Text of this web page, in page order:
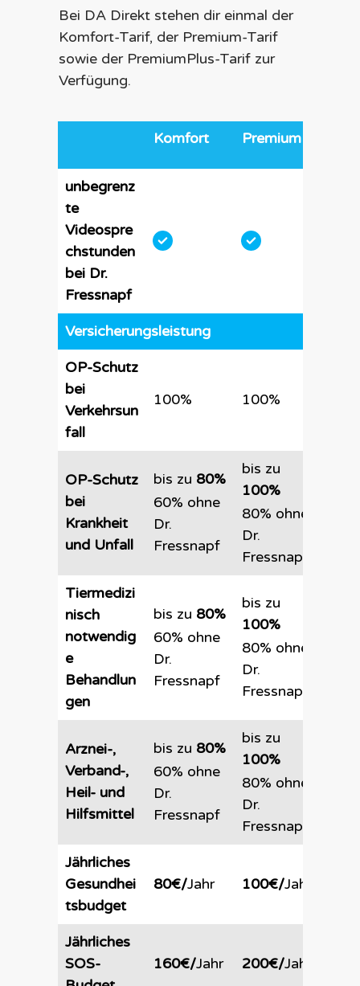
Bei DA Direkt stehen dir einmal der
Komfort-Tarif, der Premium-Tarif
sowie der PremiumPlus-Tarif zur
Verfügung.
Komfort Premium
unbegrenz
te
Videospre
chstunden
bei Dr.
Fressnapf
Versicherungsleistung
OP-Schutz
bei
Verkehrsun
fall
100% 100%
OP-Schutz
bei
Krankheit
und Unfall
bis zu 80%
60% ohne
Dr.
Fressnapf
bis zu
100%
80% ohne
Dr.
Fressnapf
Tiermedizi
nisch
notwendig
e
Behandlun
gen
bis zu 80%
60% ohne
Dr.
Fressnapf
bis zu
100%
80% ohne
Dr.
Fressnapf
Arznei-,
Verband-,
Heil- und
Hilfsmittel
bis zu 80%
60% ohne
Dr.
Fressnapf
bis zu
100%
80% ohne
Dr.
Fressnapf
Jährliches
Gesundhei
tsbudget
80€/Jahr 100€/Jahr
Jährliches
SOS-
160€/Jahr 200€/Jahr